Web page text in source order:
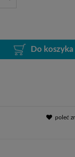
Do koszyka
poleć